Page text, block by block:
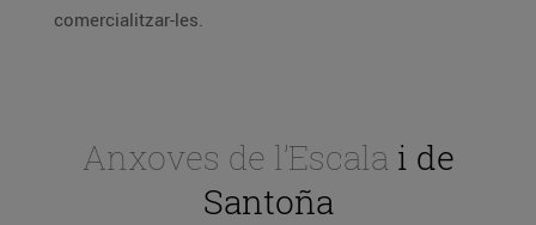
comercialitzar-les.
Anxoves de l’Escalai de
Santoña